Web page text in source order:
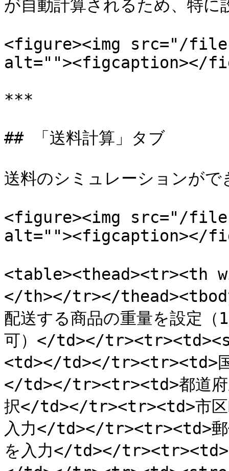
が自動計算されるため、特
<figure><img src="/files/
alt=""><figcaption></
***
## 「送料計算」タブ
送料のシミュレーションがで
<figure><img src="/files/
alt=""><figcaption></
<table><thead><tr><th
</th></tr></
配送する商品の重量を設
可）</td></
<td></td></tr><tr><td>国
</td></tr><tr><td>都道府
択</td></tr><tr><td>市区
入力</td></tr><tr><td>郵
を入力</td></tr><tr><td>